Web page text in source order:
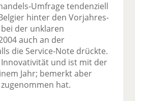
Umfrage tendenziell
hinter den Vorjahres-
der unklaren
auch an der
die Service-Note drückte.
und ist mit der
Jahr; bemerkt aber
hat.